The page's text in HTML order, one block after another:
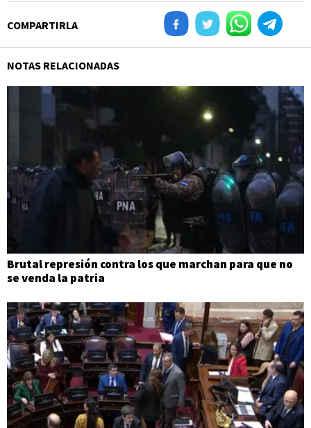
COMPARTIRLA
NOTAS RELACIONADAS
Brutal represión contra los que marchan para que no
se venda la patria